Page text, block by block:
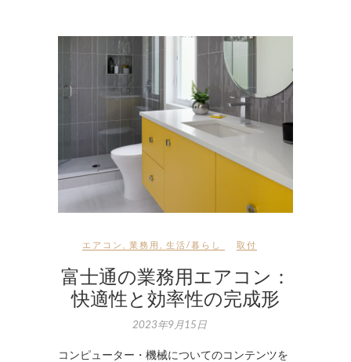
エアコン 業務用 生活/暮らし 取付
富士通の業務用エアコン：
快適性と効率性の完成形
2023年9月15日
コンピューター・機械についてのコンテンツを